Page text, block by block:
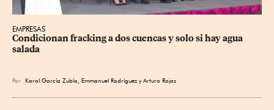
EMPRESAS
Condicionan fracking a dos cuencas y solo si hay agua
salada
Por Karol García Zubía, Emmanuel Rodríguez yArturo Rojas